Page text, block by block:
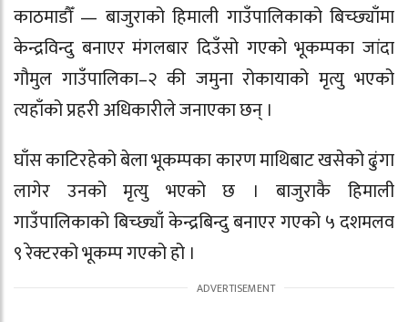
काठमाडौँ — बाजुराको हिमाली गाउँपालिकाको बिच्छ्याँमा
केन्द्रविन्दु बनाएर मंगलबार दिउँसो गएको भूकम्पका जांदा
गौमुल गाउँपालिका–२ की जमुना रोकायाको मृत्यु भएको
त्यहाँको प्रहरी अधिकारीले जनाएका छन् ।
घाँस काटिरहेको बेला भूकम्पका कारण माथिबाट खसेको ढुंगा
लागेर उनको मृत्यु भएको छ । बाजुराकै हिमाली
गाउँपालिकाको बिच्छ्याँ केन्द्रबिन्दु बनाएर गएको ५ दशमलव
९ रेक्टरको भूकम्प गएको हो ।